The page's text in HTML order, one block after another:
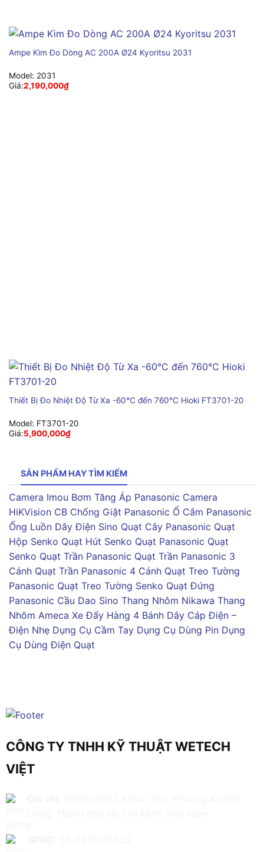
Ampe Kìm Đo Dòng AC 200A Ø24 Kyoritsu 2031
Model: 2031
Giá:2,190,000₫
Thiết Bị Đo Nhiệt Độ Từ Xa -60°C đến 760°C Hioki FT3701-20
Model: FT3701-20
Giá:5,900,000₫
SẢN PHẨM HAY TÌM KIẾM
Camera Imou Bơm Tăng Áp Panasonic Camera
HiKVision CB Chống Giật Panasonic Ổ Cắm Panasonic
Ống Luồn Dây Điện Sino Quạt Cây Panasonic Quạt
Hộp Senko Quạt Hút Senko Quạt Panasonic Quạt
Senko Quạt Trần Panasonic Quạt Trần Panasonic 3
Cánh Quạt Trần Panasonic 4 Cánh Quạt Treo Tường
Panasonic Quạt Treo Tường Senko Quạt Đứng
Panasonic Cầu Dao Sino Thang Nhôm Nikawa Thang
Nhôm Ameca Xe Đẩy Hàng 4 Bánh Dây Cáp Điện –
Điện Nhẹ Dụng Cụ Cầm Tay Dụng Cụ Dùng Pin Dụng
Cụ Dùng Điện Quạt
CÔNG TY TNHH KỸ THUẬT WETECH
VIỆT